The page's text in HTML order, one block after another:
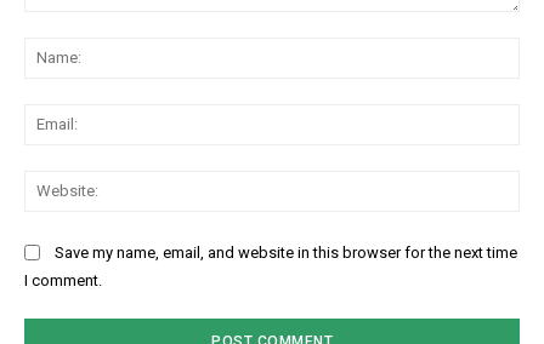
Save my name, email, and website in this browser for the next time
I comment.